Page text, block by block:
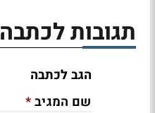
תגובות לכתבה
הגב לכתבה
שם המגיב*